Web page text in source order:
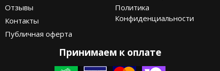
Отзывы
Контакты
Публичная оферта
Политика
Конфиденциальности
Принимаем к оплате